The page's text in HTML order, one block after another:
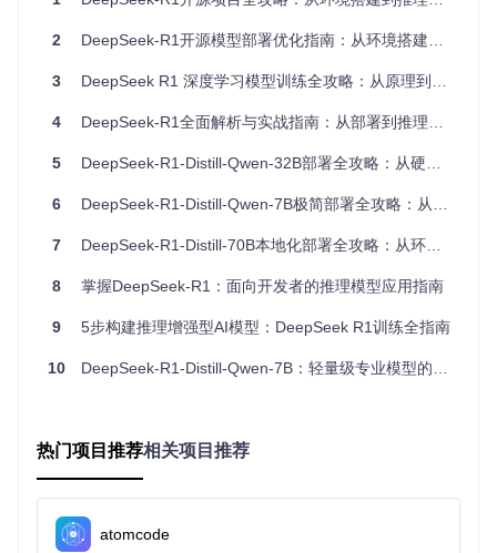
：你需要在本地服务器上部署DeepSeek-R1模型进
行代码生成任务。
# 克隆项目仓库
cd
DeepSeek-R1
# 创建并激活虚拟环境
source venv/bin/activate # Linux/Mac
预期结果：项目成功克隆到本地，虚拟环境创建完成并激活，
三、核心功能：模型选择与基础使用
2 DeepSeek-R1开源模型部署优化指南：从环境搭建到性能调优全攻略
3 DeepSeek R1 深度学习模型训练全攻略：从原理到产业落地
4 DeepSeek-R1全面解析与实战指南：从部署到推理的性能优化方案
5 DeepSeek-R1-Distill-Qwen-32B部署全攻略：从硬件选型到性能优化的实战指南
6 DeepSeek-R1-Distill-Qwen-7B极简部署全攻略：从环境配置到性能优化实战
7 DeepSeek-R1-Distill-70B本地化部署全攻略：从环境搭建到企业级AI落地实践
8 掌握DeepSeek-R1：面向开发者的推理模型应用指南
9 5步构建推理增强型AI模型：DeepSeek R1训练全指南
10 DeepSeek-R1-Distill-Qwen-7B：轻量级专业模型的技术革命与实战指南
热门项目推荐相关项目推荐
atomcode